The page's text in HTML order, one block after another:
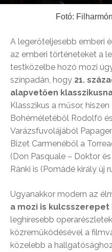
Fotó:
A legerőteljesebb emberi
az emberi történeteket a
testközelbe hozó mozi
színpadán, hogy 21.
alapvetően
Klasszikus a műsor,
Bohéméletéből Rodolfó
Varázsfuvolájából
Bizet Carmenéből a
(Don Pasquale – Doktor
Ránki is (Pomádé király új
Ugyanakkor modern az
a mozi is kulcsszerepet
leghíresebb
közreműködésével a
közelebb a